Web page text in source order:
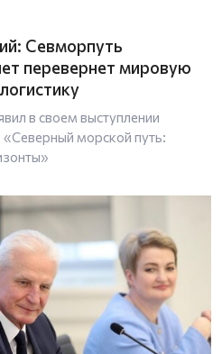
Севморпуть
перевернет мировую
в своем выступлении
морской путь: